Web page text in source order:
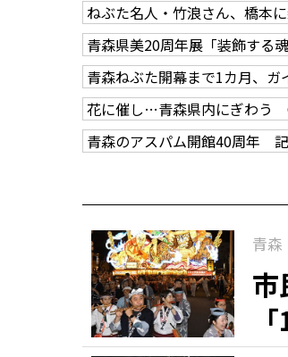
ねぶた名人・竹浪さん、橋本
青森県美20周年展「装飾する
青森ねぶた開幕まで1カ月、ガ
花に催し…青森県内にぎわう
青森のアスパム開館40周年
青森